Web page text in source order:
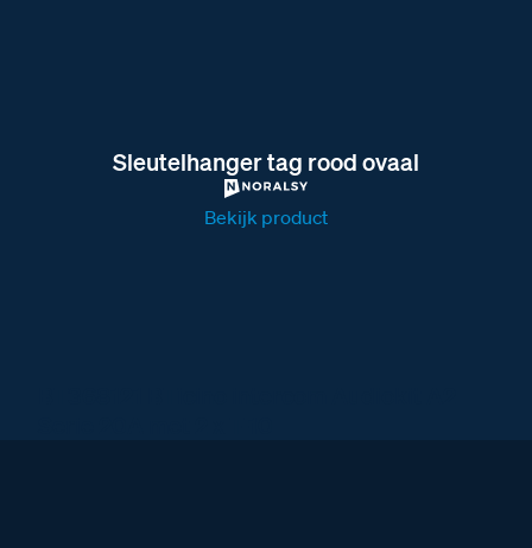
Sleutelhanger tag rood ovaal
Bekijk product